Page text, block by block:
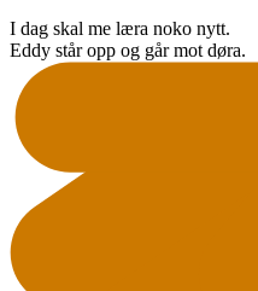
I dag skal me læra noko nytt.
Eddy står opp og går mot døra.